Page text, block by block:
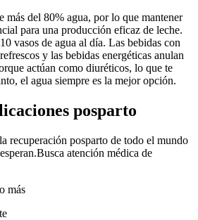
más del 80% agua, por lo que mantener
para una producción eficaz de leche.
vasos de agua al día. Las bebidas con
y las bebidas energéticas anulan
actúan como diuréticos, lo que te
el agua siempre es la mejor opción.
posparto
recuperación posparto de todo el mundo
Busca atención médica de
más